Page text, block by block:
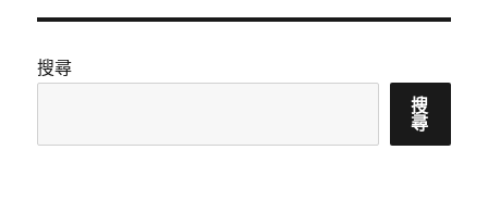
搜尋
搜
尋